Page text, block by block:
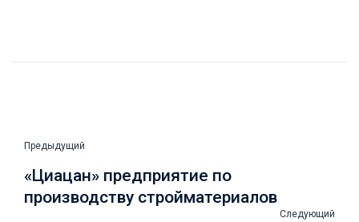
Предыдущий
«Циацан» предприятие по
производству стройматериалов
Следующий